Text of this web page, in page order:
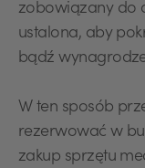
zobowiązany do
ustalona, aby
bądź
W ten sposób
rezerwować w
zakup sprzętu